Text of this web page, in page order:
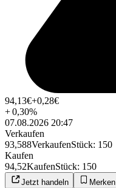
94,13€+0,28€
+0,30%
07.08.2026 20:47
Verkaufen
93,588VerkaufenStück: 150
Kaufen
94,52KaufenStück: 150
Jetzt handeln Merken